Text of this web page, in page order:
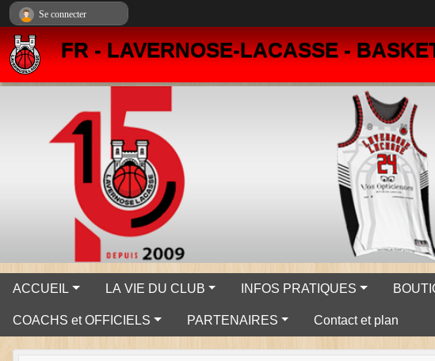
FR - LAVERNOSE-LACASSE -
ACCUEIL LA VIE DU CLUB INFOS PRATIQUES
COACHS et OFFICIELS PARTENAIRES Contact et plan
Se connecter
Panneau de gestion des cookies